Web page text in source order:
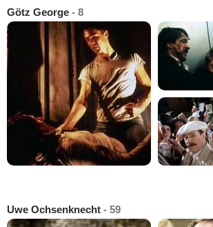
Götz George - 8
Uwe Ochsenknecht - 59